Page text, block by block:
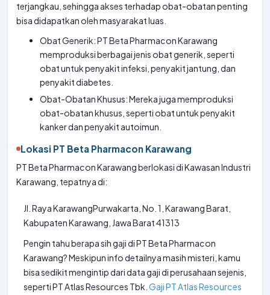
terjangkau, sehingga akses terhadap obat-obatan penting
bisa didapatkan oleh masyarakat luas.
Obat Generik: PT Beta Pharmacon Karawang
memproduksi berbagai jenis obat generik, seperti
obat untuk penyakit infeksi, penyakit jantung, dan
penyakit diabetes.
Obat-Obatan Khusus: Mereka juga memproduksi
obat-obatan khusus, seperti obat untuk penyakit
kanker dan penyakit autoimun.
Lokasi PT Beta Pharmacon Karawang
PT Beta Pharmacon Karawang berlokasi di Kawasan Industri
Karawang, tepatnya di:
Jl. Raya KarawangPurwakarta, No. 1, Karawang Barat,
Kabupaten Karawang, Jawa Barat 41313
Pengin tahu berapa sih gaji di PT Beta Pharmacon
Karawang? Meskipun info detailnya masih misteri, kamu
bisa sedikit mengintip dari data gaji di perusahaan sejenis,
seperti PT Atlas Resources Tbk. Gaji PT Atlas Resources